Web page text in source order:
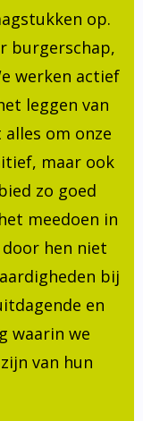
op.
burgerschap,
werken actief
leggen van
om onze
maar ook
zo goed
meedoen in
hen niet
bij
en
waarin we
van hun